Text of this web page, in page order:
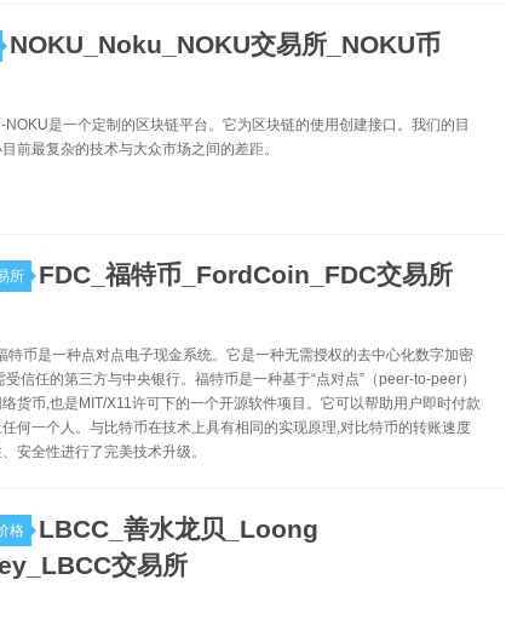
NOKU_Noku_NOKU交易所_NOKU币
NOKU是一个定制的区块链平台。它为区块链的使用创建接口。我们的目
前最复杂的技术与大众市场之间的差距。
所 FDC_福特币_FordCoin_FDC交易所
特币是一种点对点电子现金系统。它是一种无需授权的去中心化数字加密
受信任的第三方与中央银行。福特币是一种基于“点对点”（peer-to-peer）
货币,也是MIT/X11许可下的一个开源软件项目。它可以帮助用户即时付款
何一个人。与比特币在技术上具有相同的实现原理,对比特币的转账速度
安全性进行了完美技术升级。
格
LBCC_善水龙贝_Loong
交易所